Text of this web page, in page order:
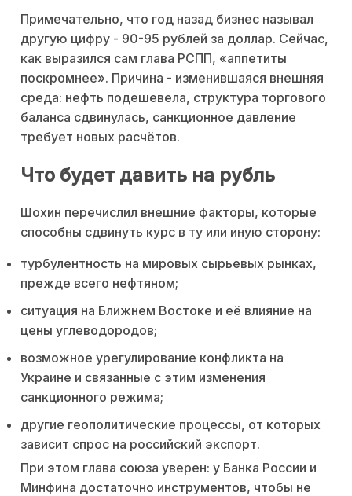
Примечательно, что год назад бизнес называл
другую цифру - 90-95 рублей за доллар. Сейчас,
как выразился сам глава РСПП, «аппетиты
поскромнее». Причина - изменившаяся внешняя
среда: нефть подешевела, структура торгового
баланса сдвинулась, санкционное давление
требует новых расчётов.
Что будет давить на рубль
Шохин перечислил внешние факторы, которые
способны сдвинуть курс в ту или иную сторону:
турбулентность на мировых сырьевых рынках,
прежде всего нефтяном;
ситуация на Ближнем Востоке и её влияние на
цены углеводородов;
возможное урегулирование конфликта на
Украине и связанные с этим изменения
санкционного режима;
другие геополитические процессы, от которых
зависит спрос на российский экспорт.
При этом глава союза уверен: у Банка России и
Минфина достаточно инструментов, чтобы не